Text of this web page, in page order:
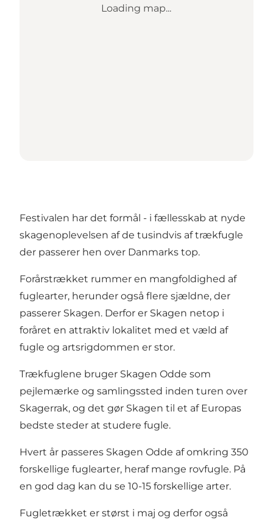
Loading map...
Festivalen har det formål - i fællesskab at nyde
skagenoplevelsen af de tusindvis af trækfugle
der passerer hen over Danmarks top.
Forårstrækket rummer en mangfoldighed af
fuglearter, herunder også flere sjældne, der
passerer Skagen. Derfor er Skagen netop i
foråret en attraktiv lokalitet med et væld af
fugle og artsrigdommen er stor.
Trækfuglene bruger Skagen Odde som
pejlemærke og samlingssted inden turen over
Skagerrak, og det gør Skagen til et af Europas
bedste steder at studere fugle.
Hvert år passeres Skagen Odde af omkring 350
forskellige fuglearter, heraf mange rovfugle. På
en god dag kan du se 10-15 forskellige arter.
Fugletrækket er størst i maj og derfor også